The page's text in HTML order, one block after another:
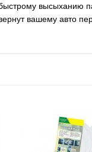
высыханию
вашему авто